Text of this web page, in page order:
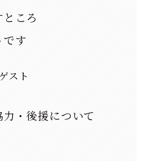
ころ
です
スト
・後援について